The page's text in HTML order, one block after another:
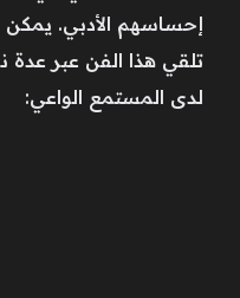
إحساسهم الأدبي.
تلقي هذا الفن عبر عدة
لدى المستمع الواعي: